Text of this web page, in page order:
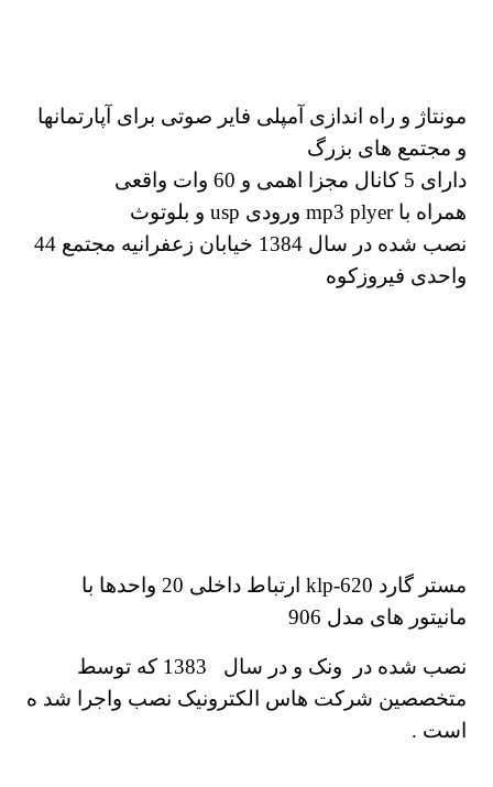
مونتاژ و راه اندازی آمپلی فایر صوتی برای آپارتمانها
و مجتمع های بزرگ
دارای 5 کانال مجزا اهمی و 60 وات واقعی
همراه با mp3 plyer ورودی usp و بلوتوث
نصب شده در سال 1384 خیابان زعفرانیه مجتمع 44
واحدی فیروزکوه
مستر گارد klp-620 ارتباط داخلی 20 واحدها با
مانیتور های مدل 906
نصب شده در ونک و در سال 1383 که توسط
متخصصین شرکت هاس الکترونیک نصب واجرا شد ه
است .